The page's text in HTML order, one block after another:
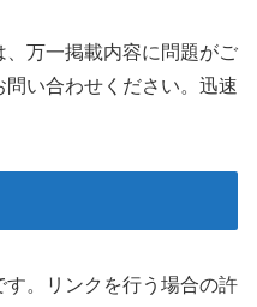
万一掲載内容に問題がご
い合わせください。迅速
。リンクを行う場合の許